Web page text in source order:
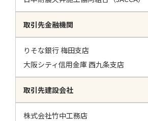
​取引先金融機関
りそな銀行 梅田支店
大阪シティ信用金庫 西九条支店
​取引先建設会社
株式会社竹中工務店​